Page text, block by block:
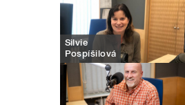
Silvie
Pospíšilová